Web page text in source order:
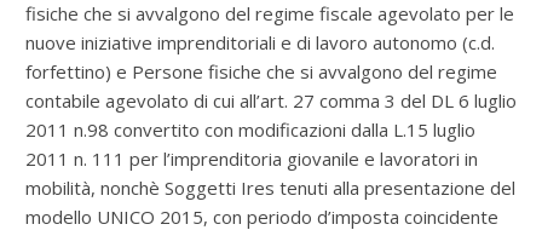
fisiche che si avvalgono del regime fiscale agevolato per le
nuove iniziative imprenditoriali e di lavoro autonomo (c.d.
forfettino) e Persone fisiche che si avvalgono del regime
contabile agevolato di cui all’art. 27 comma 3 del DL 6 luglio
2011 n.98 convertito con modificazioni dalla L.15 luglio
2011 n. 111 per l’imprenditoria giovanile e lavoratori in
mobilità, nonchè Soggetti Ires tenuti alla presentazione del
modello UNICO 2015, con periodo d’imposta coincidente